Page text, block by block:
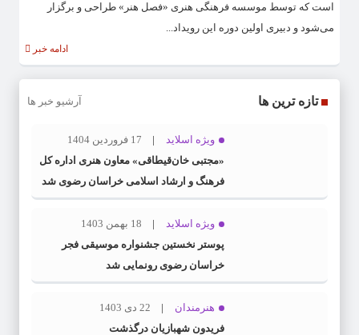
است که توسط موسسه فرهنگی هنری «فصل هنر» طراحی و برگزار
می‌شود و دبیری اولین دوره این رویداد...
ادامه خبر
تازه ترین ها آرشیو خبر ها
ویژه اسلاید
17 فروردین 1404
«مجتبی خان‌قیطاقی» معاون هنری اداره کل
فرهنگ و ارشاد اسلامی خراسان رضوی شد
ویژه اسلاید
18 بهمن 1403
پوستر نخستین جشنواره موسیقی فجر
خراسان رضوی رونمایی شد
هنرمندان
22 دی 1403
فریدون شهبازیان درگذشت